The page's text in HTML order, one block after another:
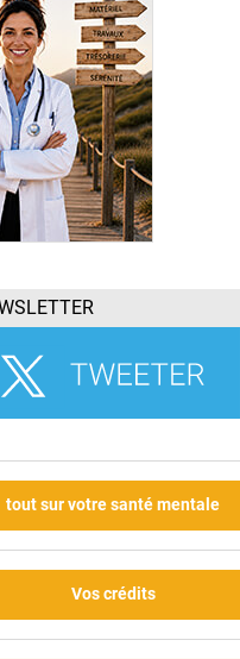
tout sur votre santé mentale
Vos crédits